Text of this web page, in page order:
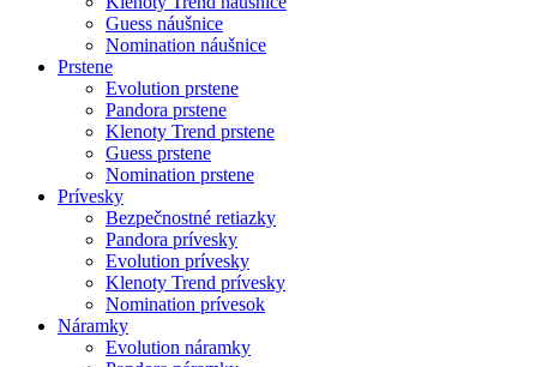
Guess náušnice
Nomination náušnice
Prstene
Evolution prstene
Pandora prstene
Klenoty Trend prstene
Guess prstene
Nomination prstene
Prívesky
Bezpečnostné retiazky
Pandora prívesky
Evolution prívesky
Klenoty Trend prívesky
Nomination prívesok
Náramky
Evolution náramky